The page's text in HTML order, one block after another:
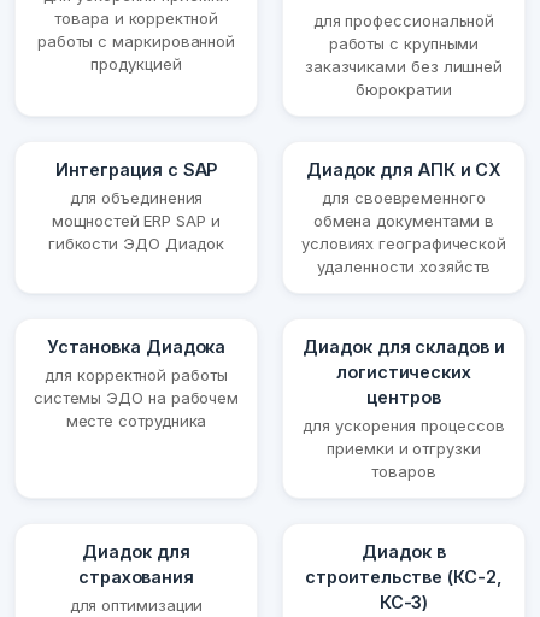
товара и корректной
работы с маркированной
продукцией
для профессиональной
работы с крупными
заказчиками без лишней
бюрократии
Интеграция с SAP
для объединения
мощностей ERP SAP и
гибкости ЭДО Диадок
Диадок для АПК и СХ
для своевременного
обмена документами в
условиях географической
удаленности хозяйств
Установка Диадока
для корректной работы
системы ЭДО на рабочем
месте сотрудника
Диадок для складов и
логистических
центров
для ускорения процессов
приемки и отгрузки
товаров
Диадок для
страхования
для оптимизации
Диадок в
строительстве (КС-2,
КС-3)